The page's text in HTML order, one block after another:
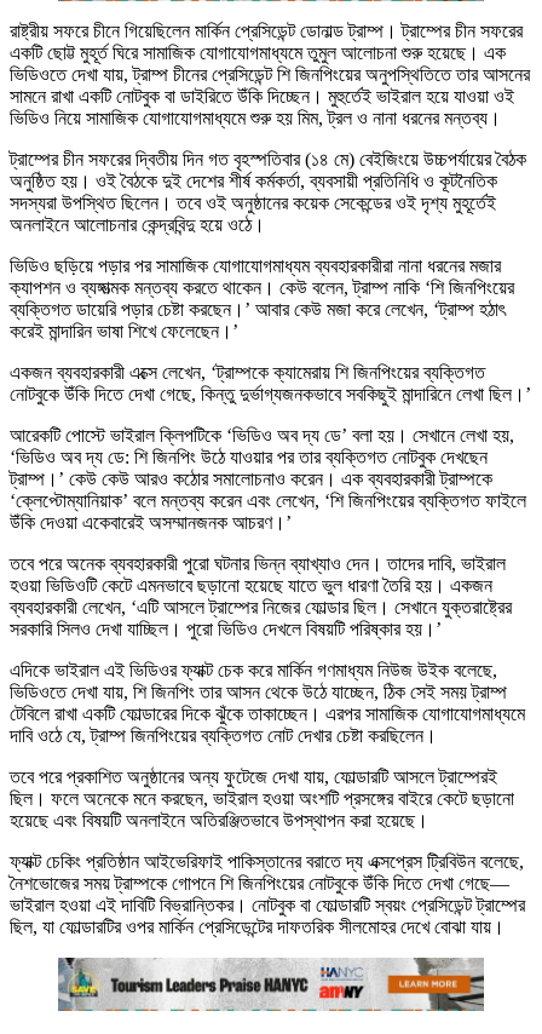
রাষ্ট্রীয় সফরে চীনে গিয়েছিলেন মার্কিন প্রেসিডেন্ট ডোনাল্ড ট্রাম্প। ট্রাম্পের চীন সফরের
একটি ছোট্ট মুহূর্ত ঘিরে সামাজিক যোগাযোগমাধ্যমে তুমুল আলোচনা শুরু হয়েছে। এক
ভিডিওতে দেখা যায়, ট্রাম্প চীনের প্রেসিডেন্ট শি জিনপিংয়ের অনুপস্থিতিতে তার আসনের
সামনে রাখা একটি নোটবুক বা ডাইরিতে উঁকি দিচ্ছেন। মুহুর্তেই ভাইরাল হয়ে যাওয়া ওই
ভিডিও নিয়ে সামাজিক যোগাযোগমাধ্যমে শুরু হয় মিম, ট্রল ও নানা ধরনের মন্তব্য।
ট্রাম্পের চীন সফরের দ্বিতীয় দিন গত বৃহস্পতিবার (১৪ মে) বেইজিংয়ে উচ্চপর্যায়ের বৈঠক
অনুষ্ঠিত হয়। ওই বৈঠকে দুই দেশের শীর্ষ কর্মকর্তা, ব্যবসায়ী প্রতিনিধি ও কূটনৈতিক
সদস্যরা উপস্থিত ছিলেন। তবে ওই অনুষ্ঠানের কয়েক সেকেন্ডের ওই দৃশ্য মুহূর্তেই
অনলাইনে আলোচনার কেন্দ্রবিন্দু হয়ে ওঠে।
ভিডিও ছড়িয়ে পড়ার পর সামাজিক যোগাযোগমাধ্যম ব্যবহারকারীরা নানা ধরনের মজার
ক্যাপশন ও ব্যঙ্গাত্মক মন্তব্য করতে থাকেন। কেউ বলেন, ট্রাম্প নাকি ‘শি জিনপিংয়ের
ব্যক্তিগত ডায়েরি পড়ার চেষ্টা করছেন।’ আবার কেউ মজা করে লেখেন, ‘ট্রাম্প হঠাৎ
করেই মান্দারিন ভাষা শিখে ফেলেছেন।’
একজন ব্যবহারকারী এক্সে লেখেন, ‘ট্রাম্পকে ক্যামেরায় শি জিনপিংয়ের ব্যক্তিগত
নোটবুকে উঁকি দিতে দেখা গেছে, কিন্তু দুর্ভাগ্যজনকভাবে সবকিছুই মান্দারিনে লেখা ছিল।’
আরেকটি পোস্টে ভাইরাল ক্লিপটিকে ‘ভিডিও অব দ্য ডে’ বলা হয়। সেখানে লেখা হয়,
‘ভিডিও অব দ্য ডে: শি জিনপিং উঠে যাওয়ার পর তার ব্যক্তিগত নোটবুক দেখছেন
ট্রাম্প।’ কেউ কেউ আরও কঠোর সমালোচনাও করেন। এক ব্যবহারকারী ট্রাম্পকে
‘ক্লেপ্টোম্যানিয়াক’ বলে মন্তব্য করেন এবং লেখেন, ‘শি জিনপিংয়ের ব্যক্তিগত ফাইলে
উঁকি দেওয়া একেবারেই অসম্মানজনক আচরণ।’
তবে পরে অনেক ব্যবহারকারী পুরো ঘটনার ভিন্ন ব্যাখ্যাও দেন। তাদের দাবি, ভাইরাল
হওয়া ভিডিওটি কেটে এমনভাবে ছড়ানো হয়েছে যাতে ভুল ধারণা তৈরি হয়। একজন
ব্যবহারকারী লেখেন, ‘এটি আসলে ট্রাম্পের নিজের ফোল্ডার ছিল। সেখানে যুক্তরাষ্ট্রের
সরকারি সিলও দেখা যাচ্ছিল। পুরো ভিডিও দেখলে বিষয়টি পরিষ্কার হয়।’
এদিকে ভাইরাল এই ভিডিওর ফ্যাক্ট চেক করে মার্কিন গণমাধ্যম নিউজ উইক বলেছে,
ভিডিওতে দেখা যায়, শি জিনপিং তার আসন থেকে উঠে যাচ্ছেন, ঠিক সেই সময় ট্রাম্প
টেবিলে রাখা একটি ফোল্ডারের দিকে ঝুঁকে তাকাচ্ছেন। এরপর সামাজিক যোগাযোগমাধ্যমে
দাবি ওঠে যে, ট্রাম্প জিনপিংয়ের ব্যক্তিগত নোট দেখার চেষ্টা করছিলেন।
তবে পরে প্রকাশিত অনুষ্ঠানের অন্য ফুটেজে দেখা যায়, ফোল্ডারটি আসলে ট্রাম্পেরই
ছিল। ফলে অনেকে মনে করছেন, ভাইরাল হওয়া অংশটি প্রসঙ্গের বাইরে কেটে ছড়ানো
হয়েছে এবং বিষয়টি অনলাইনে অতিরঞ্জিতভাবে উপস্থাপন করা হয়েছে।
ফ্যাক্ট চেকিং প্রতিষ্ঠান আইভেরিফাই পাকিস্তানের বরাতে দ্য এক্সপ্রেস ট্রিবিউন বলেছে,
নৈশভোজের সময় ট্রাম্পকে গোপনে শি জিনপিংয়ের নোটবুকে উঁকি দিতে দেখা গেছে—
ভাইরাল হওয়া এই দাবিটি বিভ্রান্তিকর। নোটবুক বা ফোল্ডারটি স্বয়ং প্রেসিডেন্ট ট্রাম্পের
ছিল, যা ফোল্ডারটির ওপর মার্কিন প্রেসিডেন্টের দাফতরিক সীলমোহর দেখে বোঝা যায়।